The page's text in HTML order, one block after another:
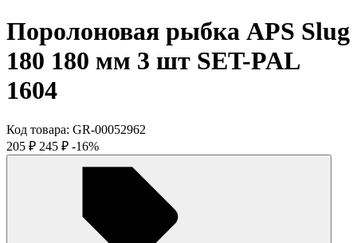
Поролоновая рыбка APS Slug
180 180 мм 3 шт SET-PAL
1604
Код товара: GR-00052962
205 ₽ 245 ₽ -16%